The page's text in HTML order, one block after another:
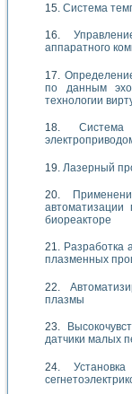
Система
аппаратного
по данным
технологии
Лазерный
биореакторе
Разработка
плазменных
плазмы
датчики малых